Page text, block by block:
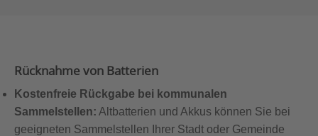
Rücknahme von Batterien
Kostenfreie Rückgabe bei kommunalen
Sammelstellen: Altbatterien und Akkus können Sie bei
geeigneten Sammelstellen Ihrer Stadt oder Gemeinde